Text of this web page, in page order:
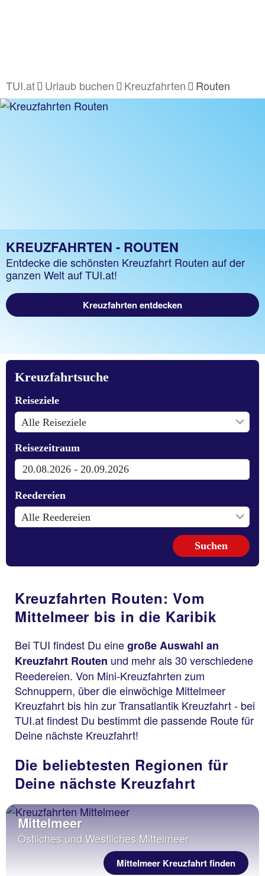
TUI.at Urlaub buchen Kreuzfahrten Routen
KREUZFAHRTEN - ROUTEN
Entdecke die schönsten Kreuzfahrt Routen auf der
ganzen Welt auf TUI.at!
Kreuzfahrten entdecken
Kreuzfahrten Routen: Vom
Mittelmeer bis in die Karibik
Bei TUI findest Du einegroße Auswahl an
Kreuzfahrt Routen und mehr als 30 verschiedene
Reedereien. Von Mini-Kreuzfahrten zum
Schnuppern, über die einwöchige Mittelmeer
Kreuzfahrt bis hin zur Transatlantik Kreuzfahrt - bei
TUI.at findest Du bestimmt die passende Route für
Deine nächste Kreuzfahrt!
Die beliebtesten Regionen für
Deine nächste Kreuzfahrt
Mittelmeer
Östliches und Westliches Mittelmeer
Mittelmeer Kreuzfahrt finden